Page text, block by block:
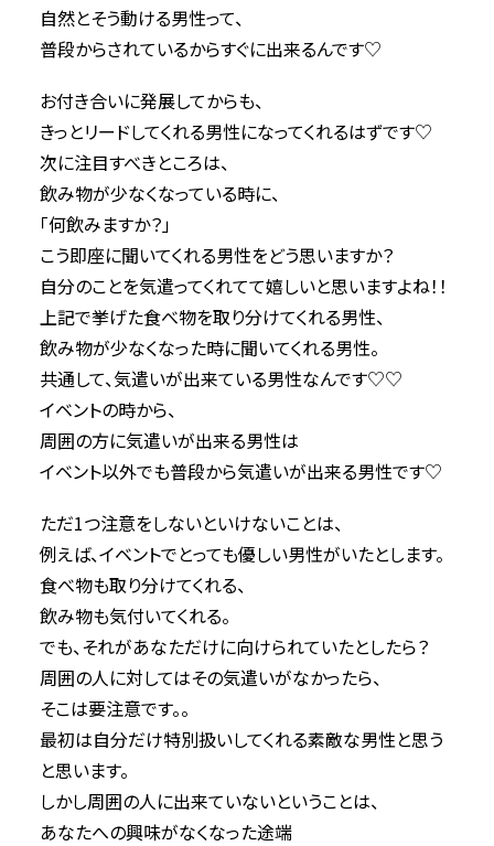
自然とそう動ける男性って、
普段からされているからすぐに出来るんです♡
お付き合いに発展してからも、
きっとリードしてくれる男性になってくれるはずです♡
次に注目すべきところは、
飲み物が少なくなっている時に、
「何飲みますか？」
こう即座に聞いてくれる男性をどう思いますか？
自分のことを気遣ってくれてて嬉しいと思いますよね！！
上記で挙げた食べ物を取り分けてくれる男性、
飲み物が少なくなった時に聞いてくれる男性。
共通して、気遣いが出来ている男性なんです♡♡
イベントの時から、
周囲の方に気遣いが出来る男性は
イベント以外でも普段から気遣いが出来る男性です♡
ただ1つ注意をしないといけないことは、
例えば、イベントでとっても優しい男性がいたとします。
食べ物も取り分けてくれる、
飲み物も気付いてくれる。
でも、それがあなただけに向けられていたとしたら？
周囲の人に対してはその気遣いがなかったら、
そこは要注意です。。
最初は自分だけ特別扱いしてくれる素敵な男性と思う
と思います。
しかし周囲の人に出来ていないということは、
あなたへの興味がなくなった途端